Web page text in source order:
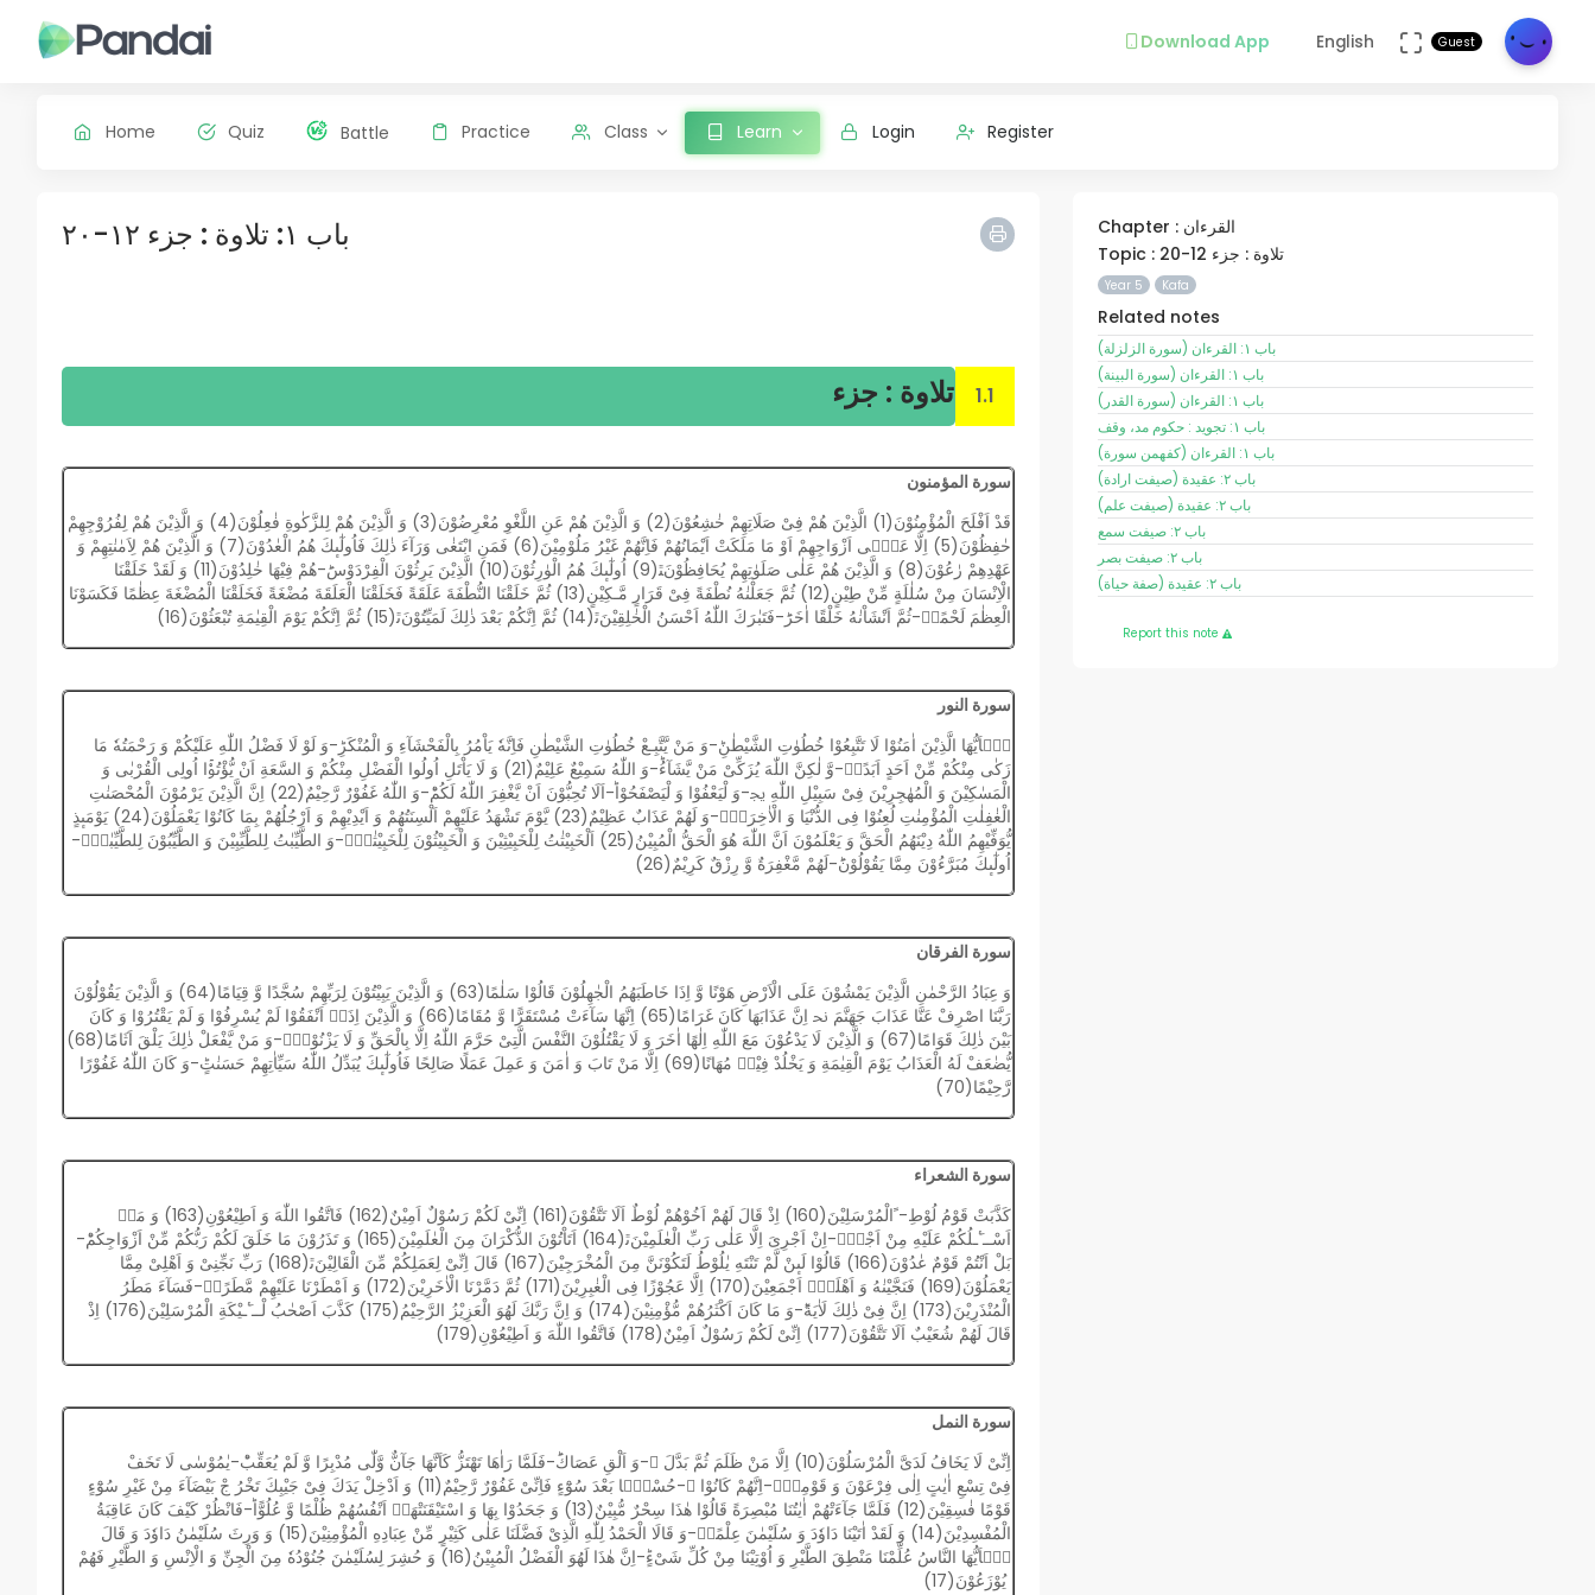
Download App English Guest
Home Quiz Battle Practice Class Learn Login Register
باب ١: تلاوة : جزء ١٢-٢٠
تلاوة : جزء 1.1
سورة المؤمنون
قَدْ اَفْلَحَ الْمُؤْمِنُوْنَ(1) الَّذِیْنَ هُمْ فِیْ صَلَاتِهِمْ خٰشِعُوْنَ(2) وَ الَّذِیْنَ هُمْ عَنِ اللَّغْوِ مُعْرِضُوْنَ(3) وَ الَّذِیْنَ هُمْ لِلزَّكٰوةِ فٰعِلُوْنَ(4) وَ الَّذِیْنَ هُمْ لِفُرُوْجِهِمْ
حٰفِظُوْنَ(5) اِلَّا عَلٰۤى اَزْوَاجِهِمْ اَوْ مَا مَلَكَتْ اَیْمَانُهُمْ فَاِنَّهُمْ غَیْرُ مَلُوْمِیْنَ(6) فَمَنِ ابْتَغٰى وَرَآءَ ذٰلِكَ فَاُولٰٓىٕكَ هُمُ الْعٰدُوْنَ(7) وَ الَّذِیْنَ هُمْ لِاَمٰنٰتِهِمْ وَ
عَهْدِهِمْ رٰعُوْنَ(8) وَ الَّذِیْنَ هُمْ عَلٰى صَلَوٰتِهِمْ یُحَافِظُوْنَﭥ(9) اُولٰٓىٕكَ هُمُ الْوٰرِثُوْنَ(10) الَّذِیْنَ یَرِثُوْنَ الْفِرْدَوْسَؕ-هُمْ فِیْهَا خٰلِدُوْنَ(11) وَ لَقَدْ خَلَقْنَا
الْاِنْسَانَ مِنْ سُلٰلَةٍ مِّنْ طِیْنٍ(12) ثُمَّ جَعَلْنٰهُ نُطْفَةً فِیْ قَرَارٍ مَّـكِیْنٍ(13) ثُمَّ خَلَقْنَا النُّطْفَةَ عَلَقَةً فَخَلَقْنَا الْعَلَقَةَ مُضْغَةً فَخَلَقْنَا الْمُضْغَةَ عِظٰمًا فَكَسَوْنَا
الْعِظٰمَ لَحْمًاۗ-ثُمَّ اَنْشَاْنٰهُ خَلْقًا اٰخَرَؕ-فَتَبٰرَكَ اللّٰهُ اَحْسَنُ الْخٰلِقِیْنَﭤ(14) ثُمَّ اِنَّكُمْ بَعْدَ ذٰلِكَ لَمَیِّتُوْنَﭤ(15) ثُمَّ اِنَّكُمْ یَوْمَ الْقِیٰمَةِ تُبْعَثُوْنَ(16)
سورة النور
یٰۤاَیُّهَا الَّذِیْنَ اٰمَنُوْا لَا تَتَّبِعُوْا خُطُوٰتِ الشَّیْطٰنِؕ-وَ مَنْ یَّتَّبِـعْ خُطُوٰتِ الشَّیْطٰنِ فَاِنَّهٗ یَاْمُرُ بِالْفَحْشَآءِ وَ الْمُنْكَرِؕ-وَ لَوْ لَا فَضْلُ اللّٰهِ عَلَیْكُمْ وَ رَحْمَتُهٗ مَا
زَكٰى مِنْكُمْ مِّنْ اَحَدٍ اَبَدًاۙ-وَّ لٰكِنَّ اللّٰهَ یُزَكِّیْ مَنْ یَّشَآءُؕ-وَ اللّٰهُ سَمِیْعٌ عَلِیْمٌ(21) وَ لَا یَاْتَلِ اُولُوا الْفَضْلِ مِنْكُمْ وَ السَّعَةِ اَنْ یُّؤْتُوْۤا اُولِی الْقُرْبٰى وَ
الْمَسٰكِیْنَ وَ الْمُهٰجِرِیْنَ فِیْ سَبِیْلِ اللّٰهِ ﳚ-وَ لْیَعْفُوْا وَ لْیَصْفَحُوْاؕ-اَلَا تُحِبُّوْنَ اَنْ یَّغْفِرَ اللّٰهُ لَكُمْؕ-وَ اللّٰهُ غَفُوْرٌ رَّحِیْمٌ(22) اِنَّ الَّذِیْنَ یَرْمُوْنَ الْمُحْصَنٰتِ
الْغٰفِلٰتِ الْمُؤْمِنٰتِ لُعِنُوْا فِی الدُّنْیَا وَ الْاٰخِرَةِ۪-وَ لَهُمْ عَذَابٌ عَظِیْمٌ(23) یَّوْمَ تَشْهَدُ عَلَیْهِمْ اَلْسِنَتُهُمْ وَ اَیْدِیْهِمْ وَ اَرْجُلُهُمْ بِمَا كَانُوْا یَعْمَلُوْنَ(24) یَوْمَىٕذٍ
یُّوَفِّیْهِمُ اللّٰهُ دِیْنَهُمُ الْحَقَّ وَ یَعْلَمُوْنَ اَنَّ اللّٰهَ هُوَ الْحَقُّ الْمُبِیْنُ(25) اَلْخَبِیْثٰتُ لِلْخَبِیْثِیْنَ وَ الْخَبِیْثُوْنَ لِلْخَبِیْثٰتِۚ-وَ الطَّیِّبٰتُ لِلطَّیِّبِیْنَ وَ الطَّیِّبُوْنَ لِلطَّیِّبٰتِۚ-
اُولٰٓىٕكَ مُبَرَّءُوْنَ مِمَّا یَقُوْلُوْنَؕ-لَهُمْ مَّغْفِرَةٌ وَّ رِزْقٌ كَرِیْمٌ(26)
سورة الفرقان
وَ عِبَادُ الرَّحْمٰنِ الَّذِیْنَ یَمْشُوْنَ عَلَى الْاَرْضِ هَوْنًا وَّ اِذَا خَاطَبَهُمُ الْجٰهِلُوْنَ قَالُوْا سَلٰمًا(63) وَ الَّذِیْنَ یَبِیْتُوْنَ لِرَبِّهِمْ سُجَّدًا وَّ قِیَامًا(64) وَ الَّذِیْنَ یَقُوْلُوْنَ
رَبَّنَا اصْرِفْ عَنَّا عَذَابَ جَهَنَّمَ ﳓ اِنَّ عَذَابَهَا كَانَ غَرَامًا(65) اِنَّهَا سَآءَتْ مُسْتَقَرًّا وَّ مُقَامًا(66) وَ الَّذِیْنَ اِذَاۤ اَنْفَقُوْا لَمْ یُسْرِفُوْا وَ لَمْ یَقْتُرُوْا وَ كَانَ
بَیْنَ ذٰلِكَ قَوَامًا(67) وَ الَّذِیْنَ لَا یَدْعُوْنَ مَعَ اللّٰهِ اِلٰهًا اٰخَرَ وَ لَا یَقْتُلُوْنَ النَّفْسَ الَّتِیْ حَرَّمَ اللّٰهُ اِلَّا بِالْحَقِّ وَ لَا یَزْنُوْنَۚ-وَ مَنْ یَّفْعَلْ ذٰلِكَ یَلْقَ اَثَامًا(68)
یُّضٰعَفْ لَهُ الْعَذَابُ یَوْمَ الْقِیٰمَةِ وَ یَخْلُدْ فِیْهٖ مُهَانًا(69) اِلَّا مَنْ تَابَ وَ اٰمَنَ وَ عَمِلَ عَمَلًا صَالِحًا فَاُولٰٓىٕكَ یُبَدِّلُ اللّٰهُ سَیِّاٰتِهِمْ حَسَنٰتٍؕ-وَ كَانَ اللّٰهُ غَفُوْرًا
رَّحِیْمًا(70)
سورة الشعراء
كَذَّبَتْ قَوْمُ لُوْطِ-ﹰالْمُرْسَلِیْنَ(160) اِذْ قَالَ لَهُمْ اَخُوْهُمْ لُوْطٌ اَلَا تَتَّقُوْنَ(161) اِنِّیْ لَكُمْ رَسُوْلٌ اَمِیْنٌ(162) فَاتَّقُوا اللّٰهَ وَ اَطِیْعُوْنِ(163) وَ مَاۤ
اَسْــٴَـلُكُمْ عَلَیْهِ مِنْ اَجْرٍۚ-اِنْ اَجْرِیَ اِلَّا عَلٰى رَبِّ الْعٰلَمِیْنَﭤ(164) اَتَاْتُوْنَ الذُّكْرَانَ مِنَ الْعٰلَمِیْنَ(165) وَ تَذَرُوْنَ مَا خَلَقَ لَكُمْ رَبُّكُمْ مِّنْ اَزْوَاجِكُمْؕ-
بَلْ اَنْتُمْ قَوْمٌ عٰدُوْنَ(166) قَالُوْا لَىٕنْ لَّمْ تَنْتَهِ یٰلُوْطُ لَتَكُوْنَنَّ مِنَ الْمُخْرَجِیْنَ(167) قَالَ اِنِّیْ لِعَمَلِكُمْ مِّنَ الْقَالِیْنَﭤ(168) رَبِّ نَجِّنِیْ وَ اَهْلِیْ مِمَّا
یَعْمَلُوْنَ(169) فَنَجَّیْنٰهُ وَ اَهْلَهٗۤ اَجْمَعِیْنَ(170) اِلَّا عَجُوْزًا فِی الْغٰبِرِیْنَ(171) ثُمَّ دَمَّرْنَا الْاٰخَرِیْنَ(172) وَ اَمْطَرْنَا عَلَیْهِمْ مَّطَرًاۚ-فَسَآءَ مَطَرُ
الْمُنْذَرِیْنَ(173) اِنَّ فِیْ ذٰلِكَ لَاٰیَةًؕ-وَ مَا كَانَ اَكْثَرُهُمْ مُّؤْمِنِیْنَ(174) وَ اِنَّ رَبَّكَ لَهُوَ الْعَزِیْزُ الرَّحِیْمُ(175) كَذَّبَ اَصْحٰبُ لْــٴَـیْكَةِ الْمُرْسَلِیْنَ(176) اِذْ
قَالَ لَهُمْ شُعَیْبٌ اَلَا تَتَّقُوْنَ(177) اِنِّیْ لَكُمْ رَسُوْلٌ اَمِیْنٌ(178) فَاتَّقُوا اللّٰهَ وَ اَطِیْعُوْنِ(179)
سورة النمل
وَ اَلْقِ عَصَاكَؕ-فَلَمَّا رَاٰهَا تَهْتَزُّ كَاَنَّهَا جَآنٌّ وَّلّٰى مُدْبِرًا وَّ لَمْ یُعَقِّبْؕ-یٰمُوْسٰى لَا تَخَفْ- اِنِّیْ لَا یَخَافُ لَدَیَّ الْمُرْسَلُوْنَ(10) اِلَّا مَنْ ظَلَمَ ثُمَّ بَدَّلَ
حُسْنًۢا بَعْدَ سُوْٓءٍ فَاِنِّیْ غَفُوْرٌ رَّحِیْمٌ(11) وَ اَدْخِلْ یَدَكَ فِیْ جَیْبِكَ تَخْرُ جْ بَیْضَآءَ مِنْ غَیْرِ سُوْٓءٍ- فِیْ تِسْعِ اٰیٰتٍ اِلٰى فِرْعَوْنَ وَ قَوْمِهٖؕ-اِنَّهُمْ كَانُوْا
قَوْمًا فٰسِقِیْنَ(12) فَلَمَّا جَآءَتْهُمْ اٰیٰتُنَا مُبْصِرَةً قَالُوْا هٰذَا سِحْرٌ مُّبِیْنٌ(13) وَ جَحَدُوْا بِهَا وَ اسْتَیْقَنَتْهَاۤ اَنْفُسُهُمْ ظُلْمًا وَّ عُلُوًّاؕ-فَانْظُرْ كَیْفَ كَانَ عَاقِبَةُ
الْمُفْسِدِیْنَ(14) وَ لَقَدْ اٰتَیْنَا دَاوٗدَ وَ سُلَیْمٰنَ عِلْمًاۚ-وَ قَالَا الْحَمْدُ لِلّٰهِ الَّذِیْ فَضَّلَنَا عَلٰى كَثِیْرٍ مِّنْ عِبَادِهِ الْمُؤْمِنِیْنَ(15) وَ وَرِثَ سُلَیْمٰنُ دَاوٗدَ وَ قَالَ
یٰۤاَیُّهَا النَّاسُ عُلِّمْنَا مَنْطِقَ الطَّیْرِ وَ اُوْتِیْنَا مِنْ كُلِّ شَیْءٍؕ-اِنَّ هٰذَا لَهُوَ الْفَضْلُ الْمُبِیْنُ(16) وَ حُشِرَ لِسُلَیْمٰنَ جُنُوْدُهٗ مِنَ الْجِنِّ وَ الْاِنْسِ وَ الطَّیْرِ فَهُمْ
یُوْزَعُوْنَ(17)
Chapter : القرءان
Topic : تلاوة : جزء 12-20
Year 5 Kafa
Related notes
باب ١: القرءان (سورة الزلزلة)
باب ١: القرءان (سورة البينة)
باب ١: القرءان (سورة القدر)
باب ١: تجويد : حكوم مد، وقف
باب ١: القرءان (کفهمن سورة)
باب ٢: عقيدة (صيفت ارادة)
باب ٢: عقيدة (صيفت علم)
باب ٢: صيفت سمع
باب ٢: صيفت بصر
باب ٢: عقيدة (صفة حياة)
Report this note